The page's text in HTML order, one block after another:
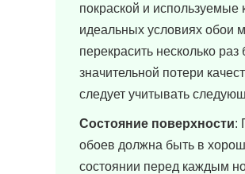
покраской и используемые
идеальных условиях обои
перекрасить несколько раз
значительной потери
следует учитывать
Состояние поверхности:
обоев должна быть в
состоянии перед каждым